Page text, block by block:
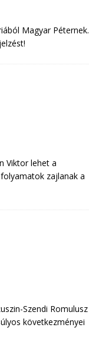
Magyar Péternek.
Viktor lehet a
zajlanak a
Szendi Romulusz
következményei